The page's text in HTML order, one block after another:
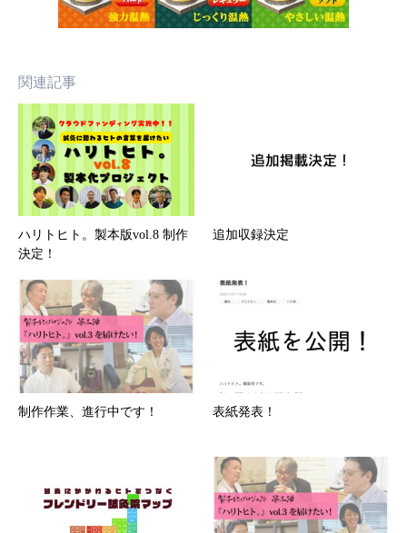
関連記事
ハリトヒト。製本版vol.8 制作
決定！
追加収録決定
制作作業、進行中です！ 表紙発表！